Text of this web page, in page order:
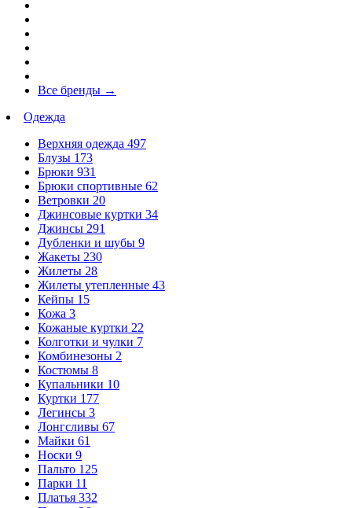
Все бренды →
Одежда
Верхняя одежда 497
Блузы 173
Брюки 931
Брюки спортивные 62
Ветровки 20
Джинсовые куртки 34
Джинсы 291
Дубленки и шубы 9
Жакеты 230
Жилеты 28
Жилеты утепленные 43
Кейпы 15
Кожа 3
Кожаные куртки 22
Колготки и чулки 7
Комбинезоны 2
Костюмы 8
Купальники 10
Куртки 177
Легинсы 3
Лонгсливы 67
Майки 61
Носки 9
Пальто 125
Парки 11
Платья 332